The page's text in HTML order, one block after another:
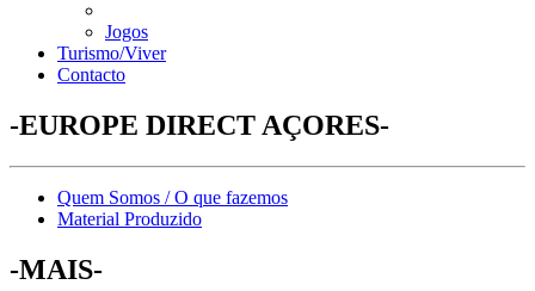
Jogos
Turismo/Viver
Contacto
-EUROPE DIRECT AÇORES-
Quem Somos / O que fazemos
Material Produzido
-MAIS-